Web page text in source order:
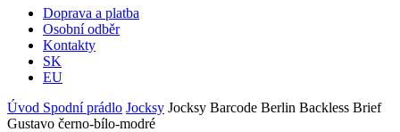
Doprava a platba
Osobní odběr
Kontakty
SK
EU
Úvod Spodní prádlo Jocksy Jocksy Barcode Berlin Backless Brief
Gustavo černo-bílo-modré